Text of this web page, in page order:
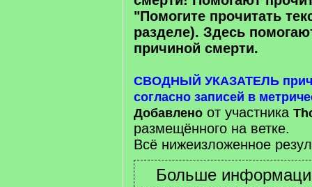
"Помогите прочитать
разделе). Здесь
причиной смерти.
СВОДНЫЙ УКАЗАТЕЛЬ
согласно записей в
Добавлено от участника
размещённого на ветке.
Всё нижеизложенное